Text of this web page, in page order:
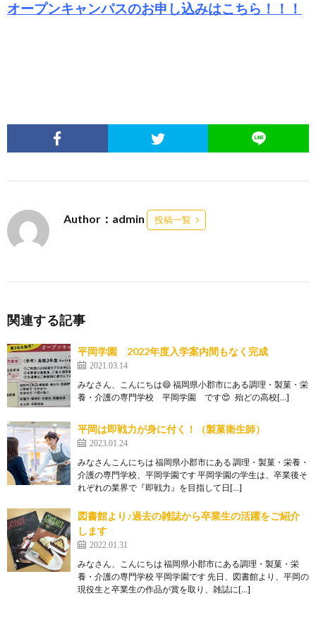
オープンキャンパスのお申し込みはこちら！！！
Author：admin 投稿一覧
関連する記事
平岡学園 2022年度入学案内間もなく完成
2021.03.14
みなさん、こんにちは😄 福岡県小郡市にある調理・製菓・栄
養・介護の専門学校 平岡学園 です😍 殆どの高校[…]
平岡は即戦力が身に付く！（製菓衛生師）
2023.01.24
みなさんこんにちは 福岡県小郡市にある 調理・製菓・栄養・
介護の専門学校、平岡学園です 平岡学園の学生は、卒業後そ
れぞれの業界で『即戦力』を目指して日[…]
図書館より♪過去の雑誌から卒業生の活躍をご紹介
します
2022.01.31
みなさん、こんにちは 福岡県小郡市にある調理・製菓・栄
養・介護の専門学校 平岡学園です 先日、図書館より、平岡の
現役生と卒業生の作品が賞を取り、雑誌に[…]